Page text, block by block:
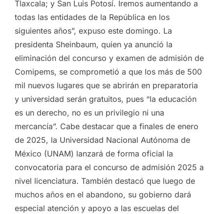
Tlaxcala; y San Luis Potosí. Iremos aumentando a
todas las entidades de la República en los
siguientes años”, expuso este domingo. La
presidenta Sheinbaum, quien ya anunció la
eliminación del concurso y examen de admisión de
Comipems, se comprometió a que los más de 500
mil nuevos lugares que se abrirán en preparatoria
y universidad serán gratuitos, pues “la educación
es un derecho, no es un privilegio ni una
mercancía”. Cabe destacar que a finales de enero
de 2025, la Universidad Nacional Autónoma de
México (UNAM) lanzará de forma oficial la
convocatoria para el concurso de admisión 2025 a
nivel licenciatura. También destacó que luego de
muchos años en el abandono, su gobierno dará
especial atención y apoyo a las escuelas del